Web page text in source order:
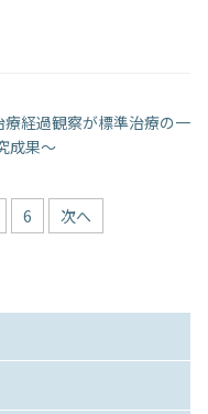
経過観察が標準治療の一
成果～
6 次へ